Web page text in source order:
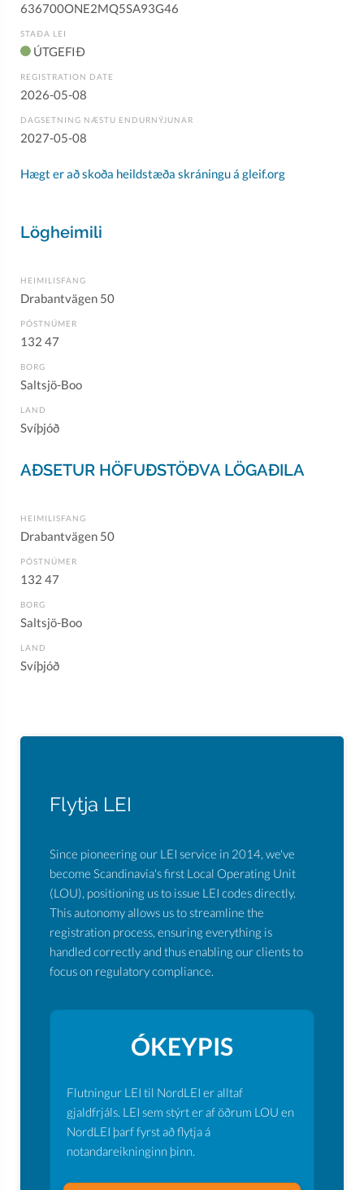
636700ONE2MQ5SA93G46
STAÐA LEI
ÚTGEFIÐ
REGISTRATION DATE
2026-05-08
DAGSETNING NÆSTU ENDURNÝJUNAR
2027-05-08
Hægt er að skoða heildstæða skráningu á gleif.org
Lögheimili
HEIMILISFANG
Drabantvägen 50
PÓSTNÚMER
132 47
BORG
Saltsjö-Boo
LAND
Svíþjóð
AÐSETUR HÖFUÐSTÖÐVA LÖGAÐILA
HEIMILISFANG
Drabantvägen 50
PÓSTNÚMER
132 47
BORG
Saltsjö-Boo
LAND
Svíþjóð
Flytja LEI
Since pioneering our LEI service in 2014, we've
become Scandinavia's first Local Operating Unit
(LOU), positioning us to issue LEI codes directly.
This autonomy allows us to streamline the
registration process, ensuring everything is
handled correctly and thus enabling our clients to
focus on regulatory compliance.
ÓKEYPIS
Flutningur LEI til NordLEI er alltaf
gjaldfrjáls. LEI sem stýrt er af öðrum LOU en
NordLEI þarf fyrst að flytja á
notandareikninginn þinn.